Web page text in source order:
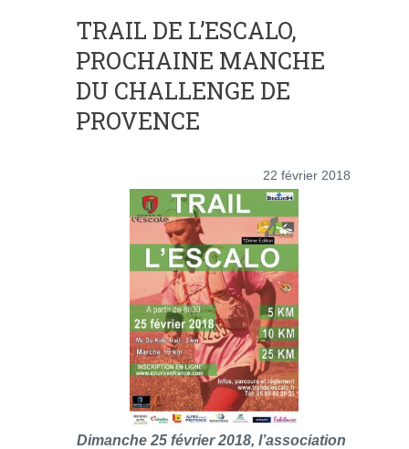
TRAIL DE L’ESCALO,
PROCHAINE MANCHE
DU CHALLENGE DE
PROVENCE
22 février 2018
Dimanche 25 février 2018, l’association